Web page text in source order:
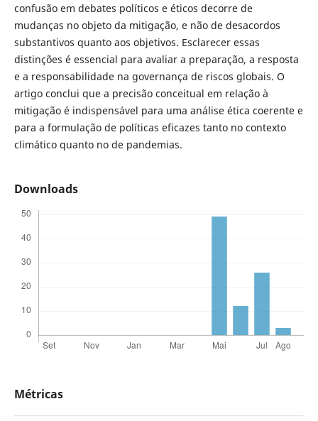
confusão em debates políticos e éticos decorre de
mudanças no objeto da mitigação, e não de desacordos
substantivos quanto aos objetivos. Esclarecer essas
distinções é essencial para avaliar a preparação, a resposta
e a responsabilidade na governança de riscos globais. O
artigo conclui que a precisão conceitual em relação à
mitigação é indispensável para uma análise ética coerente e
para a formulação de políticas eficazes tanto no contexto
climático quanto no de pandemias.
Downloads
Métricas